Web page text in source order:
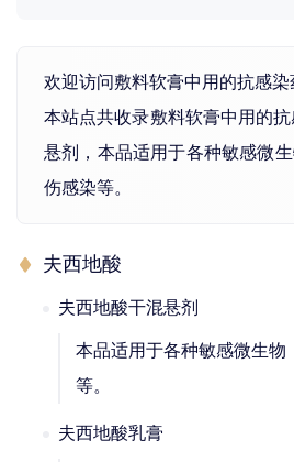
欢迎访问敷料软膏中用的抗感
本站点共收录敷料软膏中用的
悬剂，本品适用于各种敏感微
伤感染等。
夫西地酸
夫西地酸干混悬剂
本品适用于各种敏感微生
等。
夫西地酸乳膏